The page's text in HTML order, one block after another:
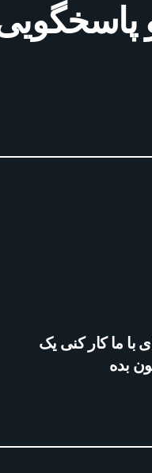
با ما کار کنی یک
بده